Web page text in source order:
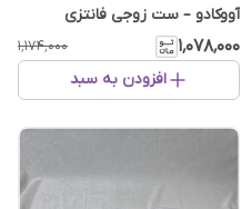
آووکادو – ست زوجی فانتزی
۱٬۰۷۸٬۰۰۰ ۱٬۱۷۴٬۰۰۰
افزودن به سبد